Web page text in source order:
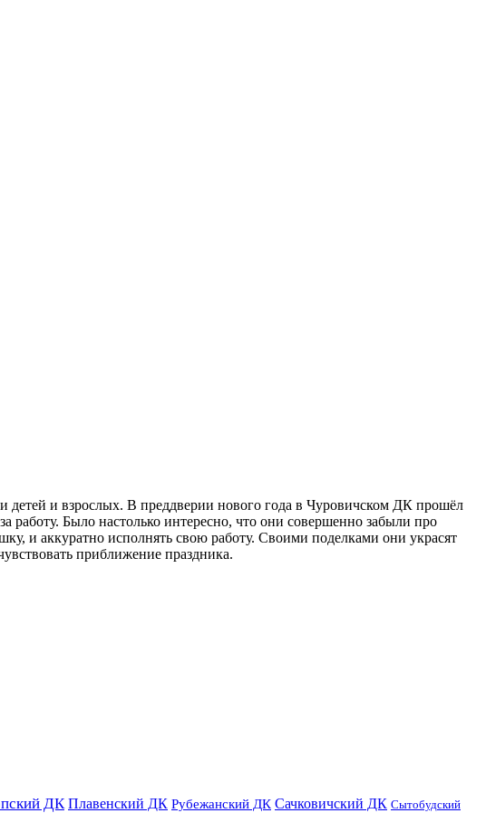
детей и взрослых. В преддверии нового года в Чуровичском ДК прошёл
работу. Было настолько интересно, что они совершенно забыли про
и аккуратно исполнять свою работу. Своими поделками они украсят
приближение праздника.
ДК Плавенский ДК Рубежанский ДК Сачковичский ДК Сытобудский